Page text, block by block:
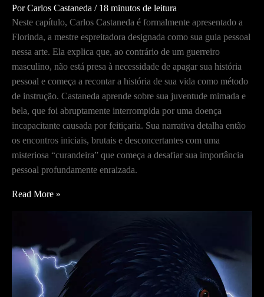
PorCarlos Castaneda / 18 minutos de leitura
Neste capítulo, Carlos Castaneda é formalmente apresentado a
Florinda, a mestre espreitadora designada como sua guia pessoal
nessa arte. Ela explica que, ao contrário de um guerreiro
masculino, não está presa à necessidade de apagar sua história
pessoal e começa a recontar a história de sua vida como método
de instrução. Castaneda aprende sobre sua juventude mimada e
bela, que foi abruptamente interrompida por uma doença
incapacitante causada por feitiçaria. Sua narrativa detalha então
os encontros iniciais, brutais e desconcertantes com uma
misteriosa “curandeira” que começa a desafiar sua importância
pessoal profundamente enraizada.
O
–
Arte
Read More »